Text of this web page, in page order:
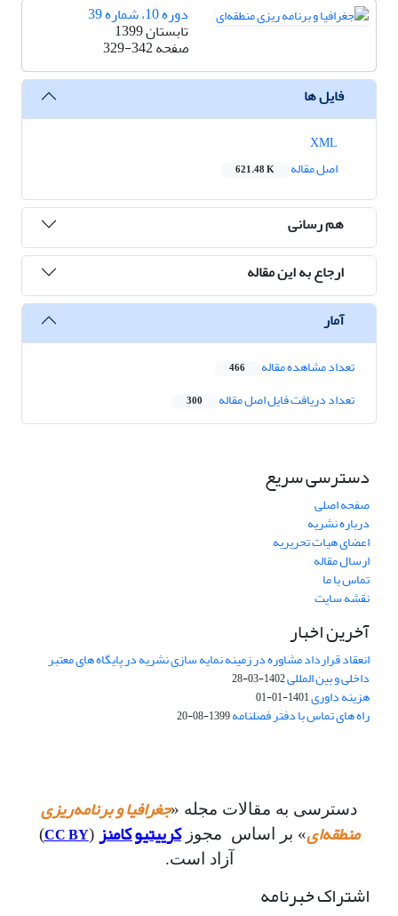
دوره 10، شماره 39
تابستان 1399
صفحه329-342
فایل ها
اصل مقاله
621.48 K
هم رسانی
ارجاع به این مقاله
آمار
تعداد مشاهده مقاله 466
تعداد دریافت فایل اصل مقاله 300
دسترسی سریع
صفحه اصلی
درباره نشریه
اعضای هیات تحریریه
ارسال مقاله
تماس با ما
نقشه سایت
آخرین اخبار
انعقاد قرارداد مشاوره در زمینه نمایه سازی نشریه در پایگاه های معتبر
داخلی و بین المللی1402-03-28
هزینه داوری1401-01-01
راه های تماس با دفتر فصلنامه1399-08-20
دسترسی به مقالات مجله «جغرافیا و برنامه‌ریزی
منطقه‌ای» بر اساس مجوزکرییتیو کامنز (
CC BY
)
آزاد است.
اشتراک خبرنامه